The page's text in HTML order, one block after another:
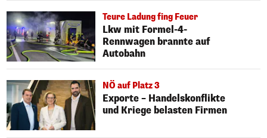
Teure Ladung fing Feuer
Lkw mit Formel-4-
Rennwagen brannte auf
Autobahn
NÖ auf Platz 3
Exporte – Handelskonflikte
und Kriege belasten Firmen